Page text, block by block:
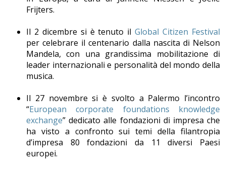
Frijters.
Il 2 dicembre si è tenuto ilGlobal Citizen Festival
per celebrare il centenario dalla nascita di Nelson
Mandela, con una grandissima mobilitazione di
leader internazionali e personalità del mondo della
musica.
Il 27 novembre si è svolto a Palermo l’incontro
“European corporate foundations knowledge
exchange” dedicato alle fondazioni di impresa che
ha visto a confronto sui temi della filantropia
d’impresa 80 fondazioni da 11 diversi Paesi
europei.